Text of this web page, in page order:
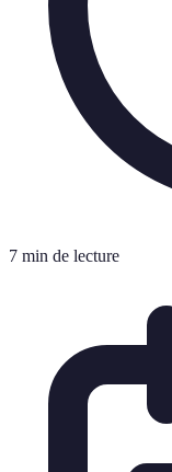
7 min de lecture